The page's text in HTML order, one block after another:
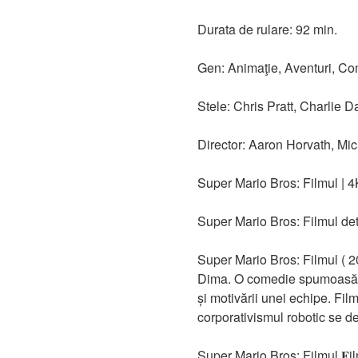
Durata de rulare: 92 min.
Gen: Animaţie, Aventuri,
Stele: Chris Pratt, Charlie
Director: Aaron Horvath,
Super Mario Bros: Filmul |
Super Mario Bros: Filmul
Super Mario Bros: Filmul (
Dima. O comedie
și motivării unei echipe.
corporativismul robotic se